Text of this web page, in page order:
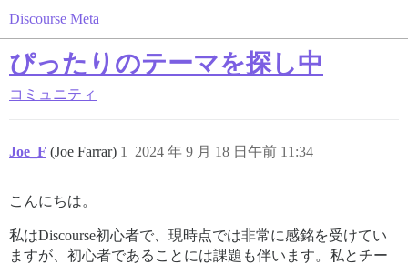
Discourse Meta
ぴったりのテーマを探し中
コミュニティ
Joe_F (Joe Farrar) 2024 年 9 月 18 日午前 11:34
1
こんにちは。
私はDiscourse初心者で、現時点では非常に感銘を受けてい
ますが、初心者であることには課題も伴います。私とチー